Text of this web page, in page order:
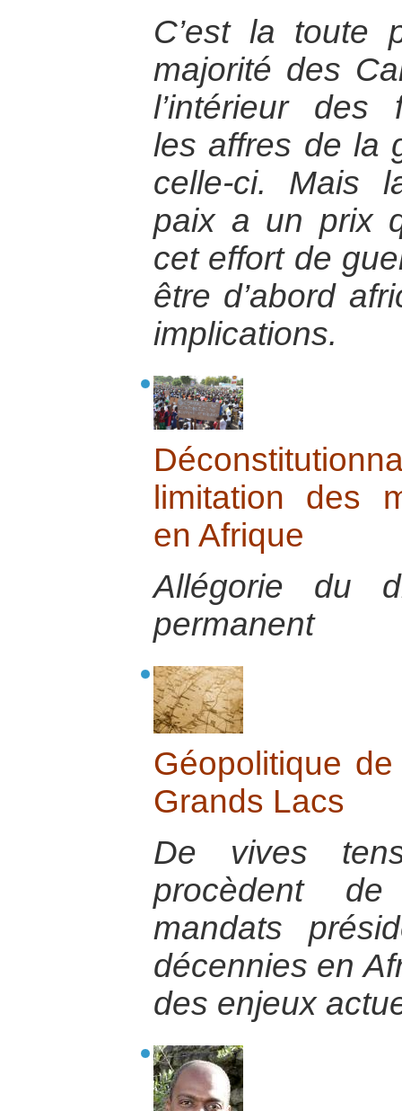
C’est la toute
majorité des
l’intérieur des
les affres de la
celle-ci. Mais
paix a un prix
cet effort de
être d’abord
implications.
limitation des
en Afrique
Allégorie du
permanent
Géopolitique
Grands Lacs
De vives
procèdent
mandats
décennies en
des enjeux